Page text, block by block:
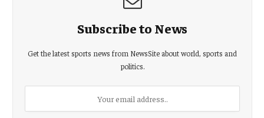
Subscribe to News
Get the latest sports news from NewsSite about world, sports and
politics.